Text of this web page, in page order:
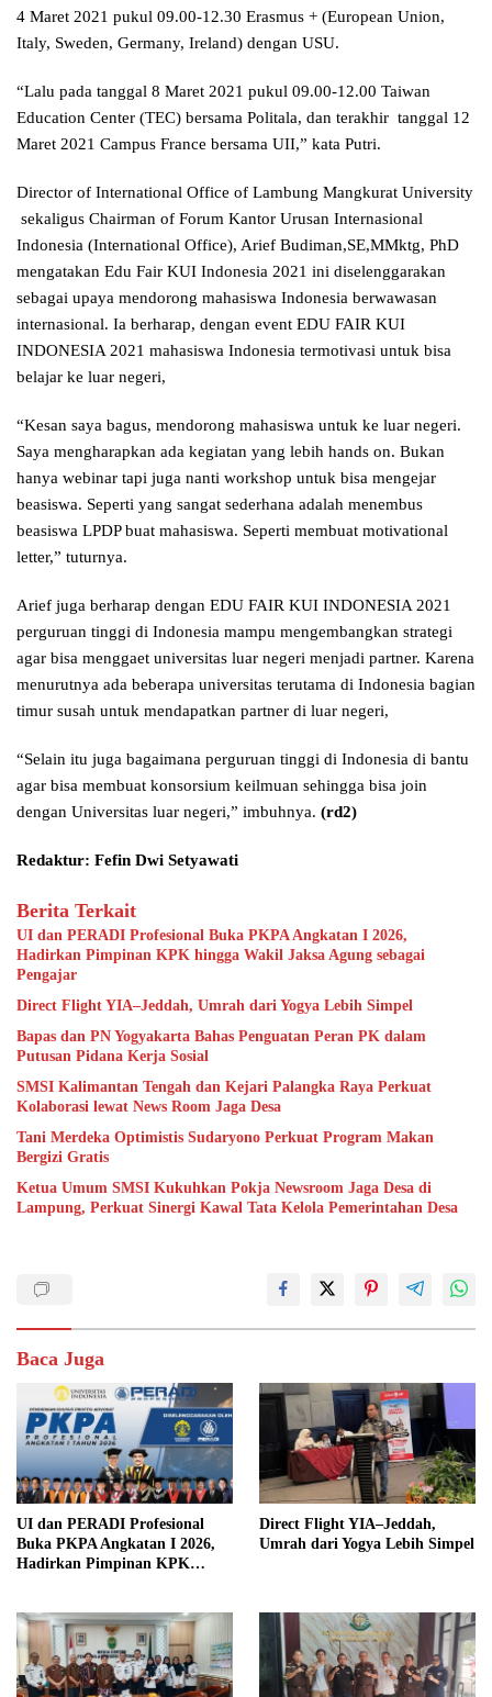
4 Maret 2021 pukul 09.00-12.30 Erasmus + (European Union,
Italy, Sweden, Germany, Ireland) dengan USU.
“Lalu pada tanggal 8 Maret 2021 pukul 09.00-12.00 Taiwan
Education Center (TEC) bersama Politala, dan terakhir tanggal 12
Maret 2021 Campus France bersama UII,” kata Putri.
Director of International Office of Lambung Mangkurat University
sekaligus Chairman of Forum Kantor Urusan Internasional
Indonesia (International Office), Arief Budiman,SE,MMktg, PhD
mengatakan Edu Fair KUI Indonesia 2021 ini diselenggarakan
sebagai upaya mendorong mahasiswa Indonesia berwawasan
internasional. Ia berharap, dengan event EDU FAIR KUI
INDONESIA 2021 mahasiswa Indonesia termotivasi untuk bisa
belajar ke luar negeri,
“Kesan saya bagus, mendorong mahasiswa untuk ke luar negeri.
Saya mengharapkan ada kegiatan yang lebih hands on. Bukan
hanya webinar tapi juga nanti workshop untuk bisa mengejar
beasiswa. Seperti yang sangat sederhana adalah menembus
beasiswa LPDP buat mahasiswa. Seperti membuat motivational
letter,” tuturnya.
Arief juga berharap dengan EDU FAIR KUI INDONESIA 2021
perguruan tinggi di Indonesia mampu mengembangkan strategi
agar bisa menggaet universitas luar negeri menjadi partner. Karena
menurutnya ada beberapa universitas terutama di Indonesia bagian
timur susah untuk mendapatkan partner di luar negeri,
“Selain itu juga bagaimana perguruan tinggi di Indonesia di bantu
agar bisa membuat konsorsium keilmuan sehingga bisa join
dengan Universitas luar negeri,” imbuhnya. (rd2)
Redaktur: Fefin Dwi Setyawati
Berita Terkait
UI dan PERADI Profesional Buka PKPA Angkatan I 2026,
Hadirkan Pimpinan KPK hingga Wakil Jaksa Agung sebagai
Pengajar
Direct Flight YIA–Jeddah, Umrah dari Yogya Lebih Simpel
Bapas dan PN Yogyakarta Bahas Penguatan Peran PK dalam
Putusan Pidana Kerja Sosial
SMSI Kalimantan Tengah dan Kejari Palangka Raya Perkuat
Kolaborasi lewat News Room Jaga Desa
Tani Merdeka Optimistis Sudaryono Perkuat Program Makan
Bergizi Gratis
Ketua Umum SMSI Kukuhkan Pokja Newsroom Jaga Desa di
Lampung, Perkuat Sinergi Kawal Tata Kelola Pemerintahan Desa
Baca Juga
UI dan PERADI Profesional
Buka PKPA Angkatan I 2026,
Hadirkan Pimpinan KPK
Direct Flight YIA–Jeddah,
Umrah dari Yogya Lebih Simpel